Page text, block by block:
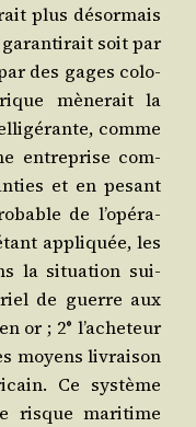
plus désor­mais
garan­ti­rait soit par
des gages colo­
mène­rait la
comme
entre­prise com­
et en pesant
de l’o­pé­ra­
appli­quée, les
la situa­tion sui­
de guerre aux
or ; 2° l’a­che­teur
moyens livrai­son
Ce sys­tème
risque mari­time